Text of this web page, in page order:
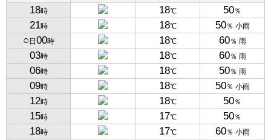
18時 18℃ 50％
21時 18℃ 50％ 小雨
○ 日 00時 18℃ 60％ 雨
03時 18℃ 60％ 雨
06時 18℃ 50％ 雨
09時 18℃ 50％ 小雨
12時 18℃ 50％
15時 17℃ 50％
18時 17℃ 60％ 小雨